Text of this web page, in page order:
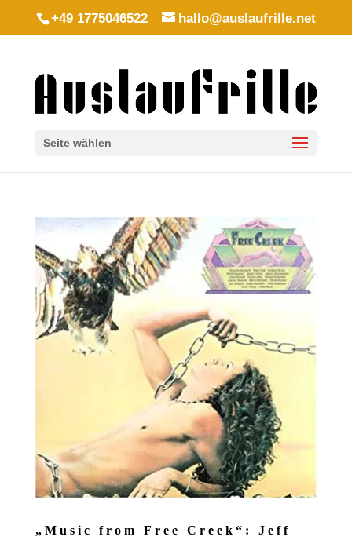
+49 1775046522 hallo@auslaufrille.net
Seite wählen
„Music from Free Creek“: Jeff